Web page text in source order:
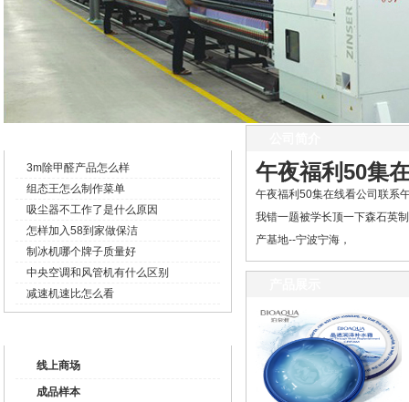
3m除甲醛产品怎么样
组态王怎么制作菜单
吸尘器不工作了是什么原因
怎样加入58到家做保洁
制冰机哪个牌子质量好
中央空调和风管机有什么区别
减速机速比怎么看
线上商场
成品样本
午夜福利50集
午夜福利50集在线看公司联系
我错一题被学长顶一下森石英
产基地--宁波宁海，